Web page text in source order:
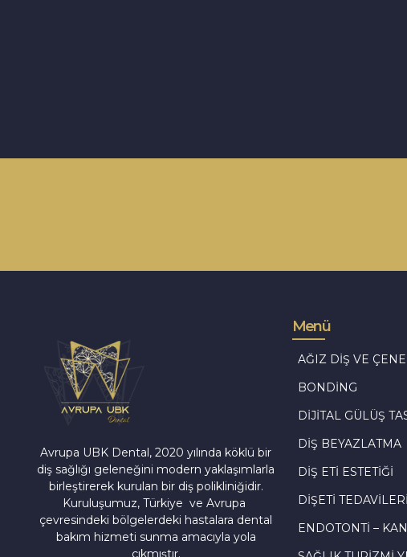
Avrupa UBK Dental, 2020 yılında köklü bir
diş sağlığı geleneğini modern yaklaşımlarla
birleştirerek kurulan bir diş polikliniğidir.
Kuruluşumuz, Türkiye ve Avrupa
çevresindeki bölgelerdeki hastalara dental
bakım hizmeti sunma amacıyla yola
çıkmıştır.
Menü
AĞIZ DIŞ VE
BONDING
DIJITAL GÜLÜŞ
DIŞ BEYAZLATMA
DIŞ ETI ESTETIĞI
DIŞETI
ENDOTONTI –